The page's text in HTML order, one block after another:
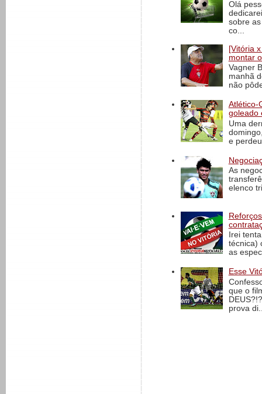
Olá
sobre
co...
[Vitória
montar
Vagner
manhã
não
Atlético-
goleado
Uma
e
As
elenco
Irei
técnica)
as
Esse
que o
prova